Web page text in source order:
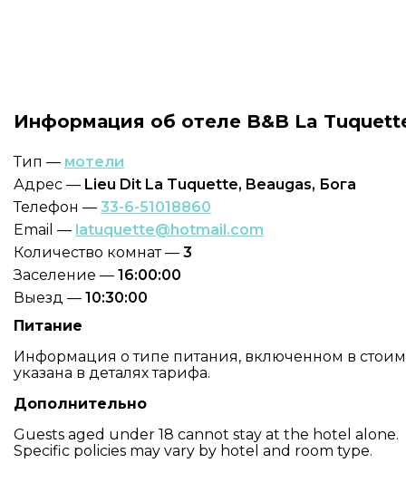
Информация об отеле B&B La
Тип — мотели
Адрес — Lieu Dit La Tuquette, Beaugas, Бога
Телефон — 33-6-51018860
Email — latuquette@hotmail.com
Количество комнат — 3
Заселение — 16:00:00
Выезд — 10:30:00
Питание
Информация о типе питания, включенном в
указана в деталях тарифа.
Дополнительно
Guests aged under 18 cannot stay at the hotel alone.
Specific policies may vary by hotel and room type.